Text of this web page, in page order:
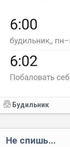
Будильник
Не спишь...